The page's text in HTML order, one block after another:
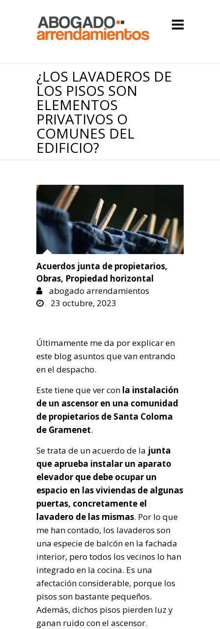
¿LOS LAVADEROS DE
LOS PISOS SON
ELEMENTOS
PRIVATIVOS O
COMUNES DEL
EDIFICIO?
Acuerdos junta de propietarios,
Obras, Propiedad horizontal
abogado arrendamientos
23 octubre, 2023
Últimamente me da por explicar en
este blog asuntos que van entrando
en el despacho.
Este tiene que ver con la instalación
de un ascensor en una comunidad
de propietarios de Santa Coloma
de Gramenet.
Se trata de un acuerdo de la junta
que aprueba instalar un aparato
elevador que debe ocupar un
espacio en las viviendas de algunas
puertas, concretamente el
lavadero de las mismas. Por lo que
me han contado, los lavaderos son
una especie de balcón en la fachada
interior, pero todos los vecinos lo han
integrado en la cocina. Es una
afectación considerable, porque los
pisos son bastante pequeños.
Además, dichos pisos pierden luz y
ganan ruido con el ascensor.